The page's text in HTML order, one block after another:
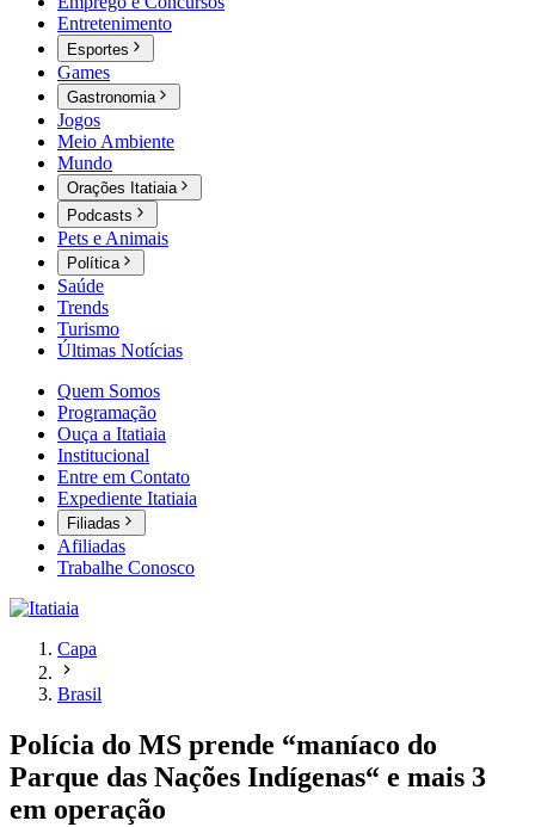
Entretenimento
Esportes
Games
Gastronomia
Jogos
Meio Ambiente
Mundo
Orações Itatiaia
Podcasts
Pets e Animais
Política
Saúde
Trends
Turismo
Últimas Notícias
Quem Somos
Programação
Ouça a Itatiaia
Institucional
Entre em Contato
Expediente Itatiaia
Filiadas
Afiliadas
Trabalhe Conosco
Capa
Brasil
Polícia do MS prende “maníaco do
Parque das Nações Indígenas“ e mais 3
em operação